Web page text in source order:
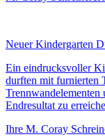
Neuer Kindergarten
Ein eindrucksvoller
durften mit furnierten
Trennwandelementen
Endresultat zu
Ihre M. Coray